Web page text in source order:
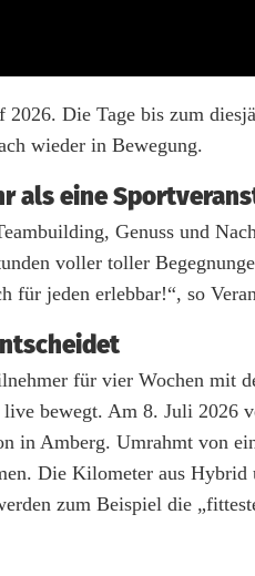
2026. Die Tage bis zum
wieder in Bewegung.
als eine
Genuss und
voller toller
für jeden erlebbar!“, so
für vier Wochen mit
bewegt. Am 8. Juli 2026
in Amberg. Umrahmt von
Die Kilometer aus
zum Beispiel die